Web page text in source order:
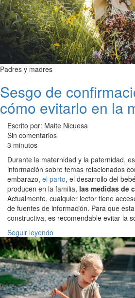
Padres y madres
Sesgo de
cómo evitarlo en la
Escrito por: Maite Nicuesa
Sin comentarios
3 minutos
Durante la maternidad y la paternidad,
información sobre temas relacionados
embarazo, el parto, el desarrollo del
producen en la familia, las medidas de
Actualmente, cualquier lector tiene
de fuentes de información. Para que
constructiva, es recomendable evitar la
Seguir leyendo